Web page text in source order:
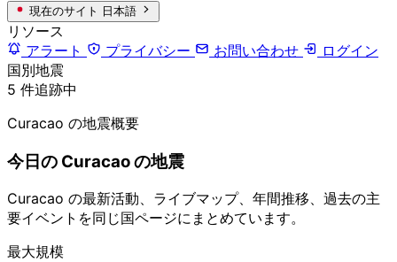
現在のサイト 日本語
リソース
アラート
プライバシー お問い合わせ
ログイン
国別地震
5 件追跡中
Curacao の地震概要
今日の Curacao の地震
Curacao の最新活動、ライブマップ、年間推移、過去の主
要イベントを同じ国ページにまとめています。
最大規模